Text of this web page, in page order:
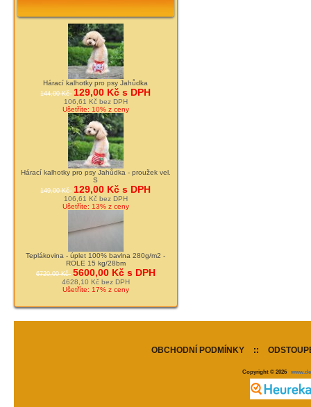
Hárací kalhotky pro psy Jahůdka
144,00 Kč 129,00 Kč s DPH
106,61 Kč bez DPH
Ušetříte: 10% z ceny
Hárací kalhotky pro psy Jahůdka - proužek vel.
S
149,00 Kč 129,00 Kč s DPH
106,61 Kč bez DPH
Ušetříte: 13% z ceny
Teplákovina - úplet 100% bavlna 280g/m2 -
ROLE 15 kg/28bm
6720,00 Kč 5600,00 Kč s DPH
4628,10 Kč bez DPH
Ušetříte: 17% z ceny
OBCHODNÍ PODMÍNKY ::
Copyright © 2026